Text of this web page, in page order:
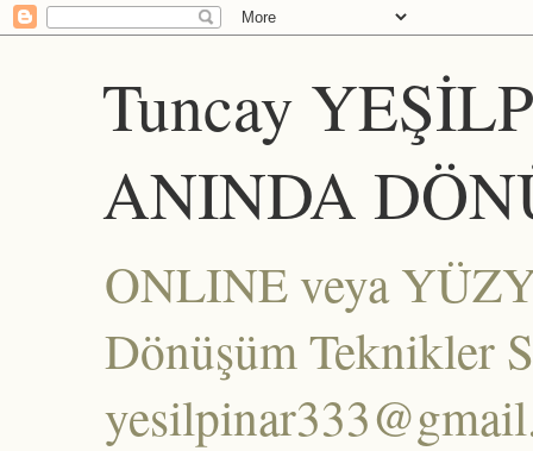
Tuncay
ANINDA
ONLINE veya
Dönüşüm Teknikler